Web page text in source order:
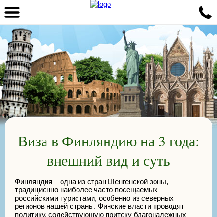
Виза в Финляндию на 3 года:
внешний вид и суть
Финляндия – одна из стран Шенгенской зоны,
традиционно наиболее часто посещаемых
российскими туристами, особенно из северных
регионов нашей страны. Финские власти проводят
политику, содействующую притоку благонадежных